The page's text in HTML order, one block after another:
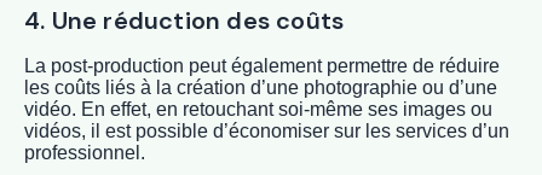
4. Une réduction des coûts
La post-production peut également permettre de réduire
les coûts liés à la création d’une photographie ou d’une
vidéo. En effet, en retouchant soi-même ses images ou
vidéos, il est possible d’économiser sur les services d’un
professionnel.